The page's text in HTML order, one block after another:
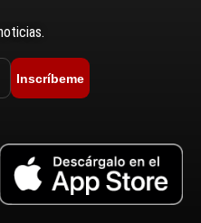
Inscríbeme